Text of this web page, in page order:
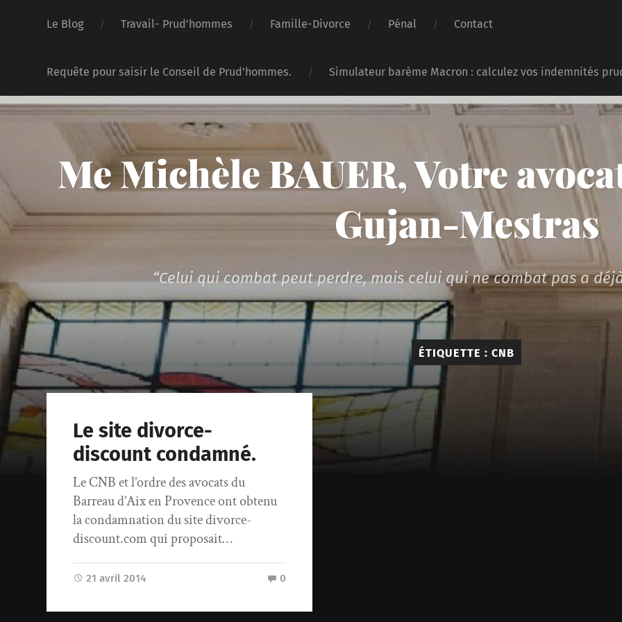
Le Blog Travail- Prud’hommes Famille-Divorce Pénal Contact
Requête pour saisir le Conseil de Prud’hommes. Simulateur barème Macron : calculez vos indemnités
Me Michèle BAUER, Votre
Gujan-Mestras
“Celui qui combat peut perdre, mais celui qui ne combat pas a
ÉTIQUETTE : CNB
Le site divorce-
discount condamné.
Le CNB et l’ordre des avocats du
Barreau d’Aix en Provence ont obtenu
la condamnation du site divorce-
discount.com qui proposait…
21 avril 2014 0